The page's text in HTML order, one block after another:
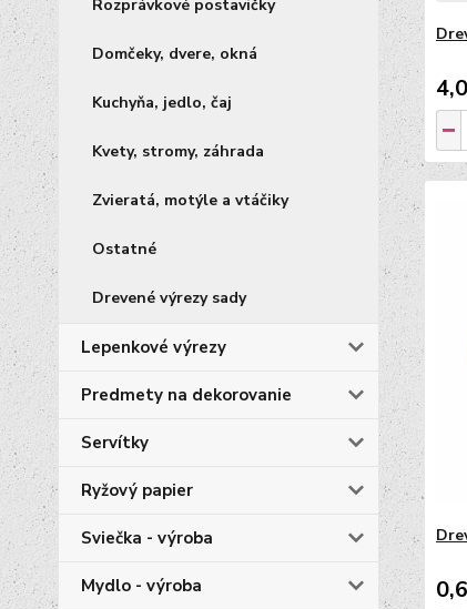
Rozprávkové postavičky
Domčeky, dvere, okná
Kuchyňa, jedlo, čaj
Kvety, stromy, záhrada
Zvieratá, motýle a vtáčiky
Ostatné
Drevené výrezy sady
Lepenkové výrezy
Predmety na dekorovanie
Servítky
Ryžový papier
Sviečka - výroba
Mydlo - výroba